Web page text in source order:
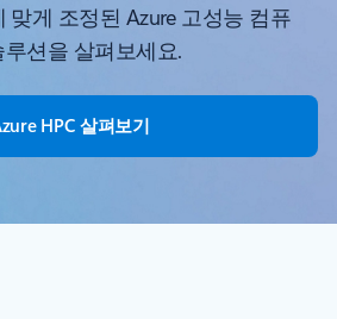
맞게 조정된 Azure 고성능 컴퓨
루션을 살펴보세요.
HPC 살펴보기